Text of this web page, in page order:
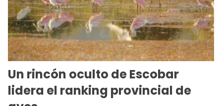
Un rincón oculto de Escobar
lidera el ranking provincial de